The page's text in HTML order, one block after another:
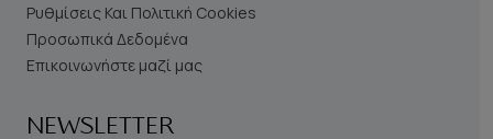
Ρυθμίσεις Και Πολιτική Cookies
Προσωπικά Δεδομένα
Επικοινωνήστε μαζί μας
NEWSLETTER